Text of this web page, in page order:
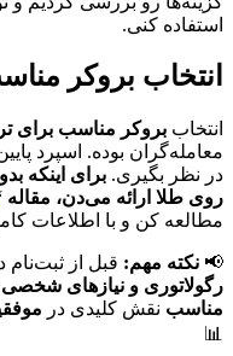
استفاده کنی.
انتخاب بروکر
انتخاب بروکر مناسب برای
معامله‌گران بوده. اسپرد
در نظر بگیری. برای اینکه
روی طلا ارائه می‌دن، مقاله
مطالعه کن و با اطلاعات
📢 نکته مهم: قبل از ثبت‌نام
رگولاتوری و نیازهای شخصی
مناسب نقش کلیدی در
📊